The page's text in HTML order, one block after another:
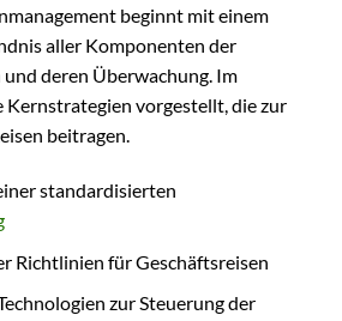
beginnt mit einem
aller Komponenten der
deren Überwachung. Im
Kernstrategien vorgestellt, die zur
beitragen.
standardisierten
Richtlinien für Geschäftsreisen
zur Steuerung der